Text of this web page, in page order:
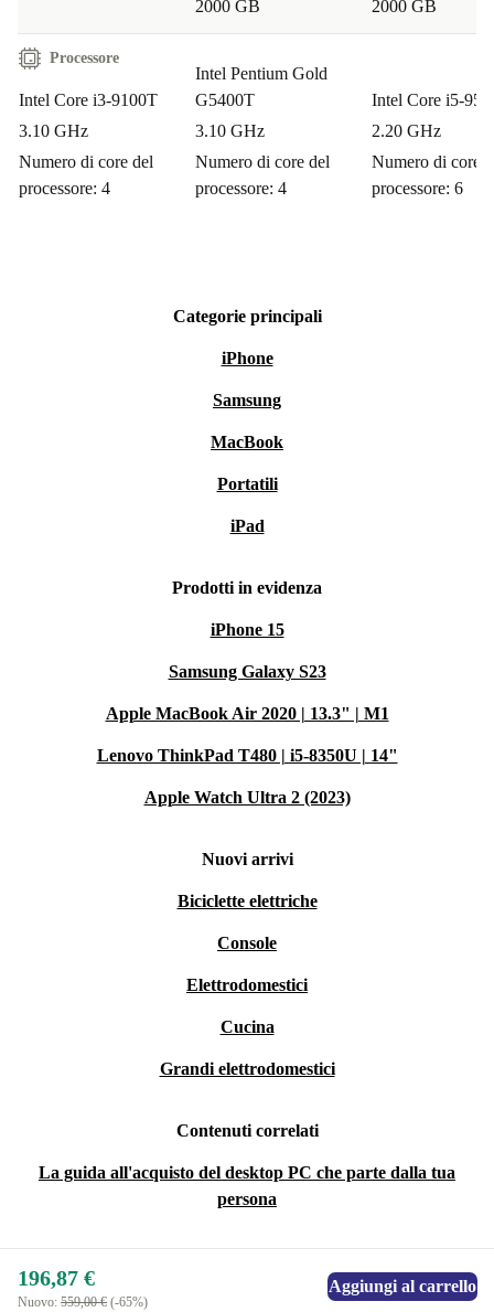
risorse e abbatti le emissioni legate alla produzione. Un
gesto concreto per un futuro più verde.
Dell Optiplex 3070 Micro ricondizionato dimostra ogni
giorno che efficienza, affidabilità e sostenibilità possono
andare di pari passo. Una scelta intelligente che
2000 GB 2000 GB
Processore
Intel Core i3-9100T
3.10 GHz
Numero di core del
processore: 4
Intel Pentium Gold
G5400T
3.10 GHz
Numero di core del
processore: 4
Intel Core i5-
2.20 GHz
Numero di core
processore: 6
Categorie principali
iPhone
Samsung
MacBook
Portatili
iPad
Prodotti in evidenza
iPhone 15
Samsung Galaxy S23
Apple MacBook Air 2020 | 13.3" | M1
Lenovo ThinkPad T480 | i5-8350U | 14"
Apple Watch Ultra 2 (2023)
Nuovi arrivi
Biciclette elettriche
Console
Elettrodomestici
Cucina
Grandi elettrodomestici
Contenuti correlati
La guida all'acquisto del desktop PC che parte dalla tua
persona
196,87 €
Nuovo: 559,00 € (-65%)
Aggiungi al carrello